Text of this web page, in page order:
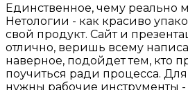
Единственное, чему реально
Нетологии - как красиво
свой продукт. Сайт и
отлично, веришь всему
наверное, подойдет тем, кто
поучиться ради процесса.
нужны рабочие инструменты -